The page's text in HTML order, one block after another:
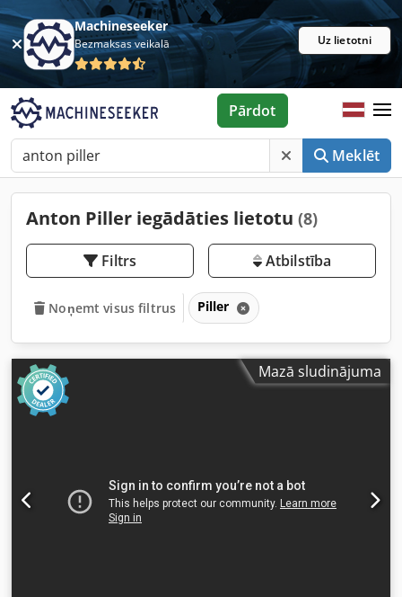
Machineseeker
Bezmaksas veikalā Uz lietotni
Meklēt
Pārdot
Anton Piller iegādāties lietotu (8)
Filtrs Atbilstība
Noņemt visus filtrus Piller
Mazā sludinājuma